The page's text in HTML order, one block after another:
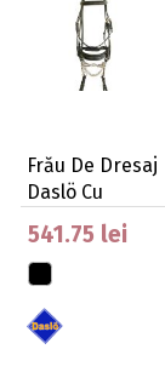
Frău De Dresaj
Daslö Cu
Catarame
Inoxid…
541.75 lei